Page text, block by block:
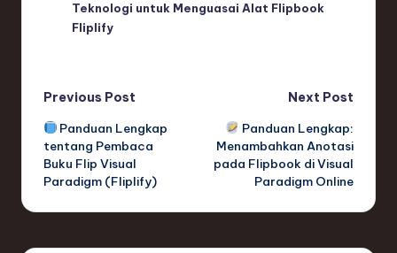
Teknologi untuk Menguasai Alat Flipbook
Fliplify
Post
navigation
Previous Post
Panduan Lengkap
tentang Pembaca
Buku Flip Visual
Paradigm (Fliplify)
Next Post
Panduan Lengkap:
Menambahkan Anotasi
pada Flipbook di Visual
Paradigm Online